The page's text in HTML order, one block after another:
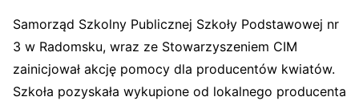
Samorząd Szkolny Publicznej Szkoły Podstawowej nr
3 w Radomsku, wraz ze Stowarzyszeniem CIM
zainicjował akcję pomocy dla producentów kwiatów.
Szkoła pozyskała wykupione od lokalnego producenta